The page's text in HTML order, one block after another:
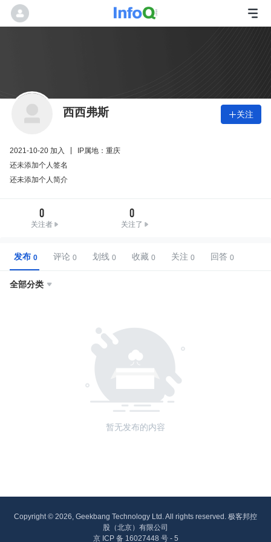
西西弗斯 关注
2021-10-20 加入
IP属地：重庆
还未添加个人签名
还未添加个人简介
0
关注者
0
关注了
发布 评论 划线 收藏 关注 回答
全部分类 
暂无发布的内容
Copyright © 2026, Geekbang Technology Ltd. All rights reserved. 极客邦控
股（北京）有限公司
京 ICP 备 16027448 号 - 5